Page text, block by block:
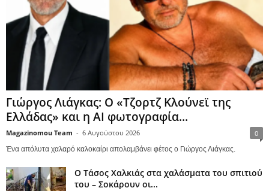
Γιώργος Λιάγκας: Ο «Τζορτζ Κλούνεϊ της
Ελλάδας» και η AI φωτογραφία...
Magazinomou Team - 6 Αυγούστου 2026 0
Ένα απόλυτα χαλαρό καλοκαίρι απολαμβάνει φέτος ο Γιώργος Λιάγκας.
Ο Τάσος Χαλκιάς στα χαλάσματα του σπιτιού
του – Σοκάρουν οι...